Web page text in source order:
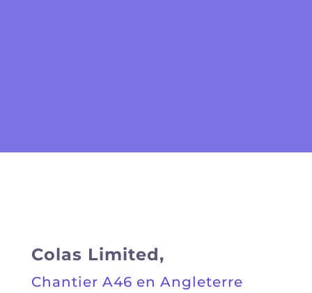
Colas Limited,
Chantier A46 en Angleterre